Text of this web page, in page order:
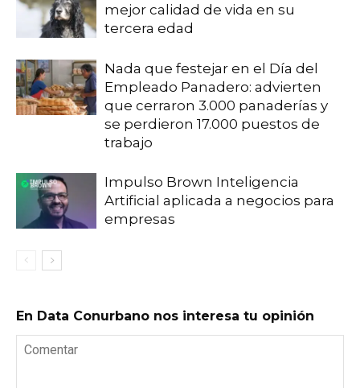
mejor calidad de vida en su
tercera edad
Nada que festejar en el Día del
Empleado Panadero: advierten
que cerraron 3.000 panaderías y
se perdieron 17.000 puestos de
trabajo
Impulso Brown Inteligencia
Artificial aplicada a negocios para
empresas
En Data Conurbano nos interesa tu opinión